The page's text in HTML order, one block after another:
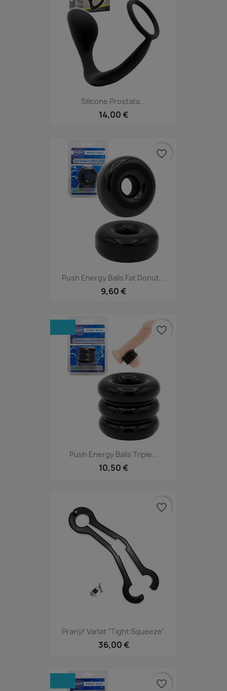
Silicone Prostata...
14,00 €
Push Energy Balls Fat Donut...
9,60 €
favorite_border
Push Energy Balls Triple...
10,50 €
favorite_border
Pranýř Varlat "Tight Squeeze"
36,00 €
favorite_border
favorite_border